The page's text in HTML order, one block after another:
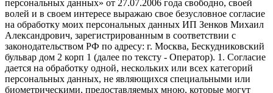
персональных данных» от 27.07.2006 года свободно, своей
волей и в своем интересе выражаю свое безусловное согласие
на обработку моих персональных данных ИП Зенков Михаил
Александрович, зарегистрированным в соответствии с
законодательством РФ по адресу: г. Москва, Бескудниковский
бульвар дом 2 корп 1 (далее по тексту - Оператор). 1. Согласие
дается на обработку одной, нескольких или всех категорий
персональных данных, не являющихся специальными или
биометрическими, предоставляемых мною, которые могут